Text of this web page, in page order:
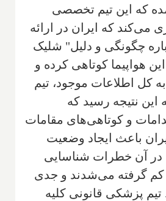
که این تیم تخصصی
می‌كند كه ایران در ارائه
چگونگی و دلیل" شلیک
هواپیما کوتاهی کرده و
به كل اطلاعات موجود، تیم
این نتیجه رسید كه
و کوتاهی‌های مقامات
باعث ایجاد وضعیت
آن خطرات شناسایی
گرفته می‌شدند و جدی
پزشکی قانونی کلیه